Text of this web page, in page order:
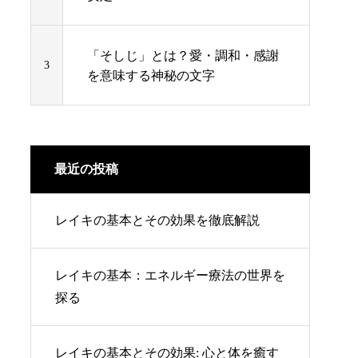
3
「そしじ」とは？愛・調和・感謝
を意味する神秘の文字
最近の投稿
レイキの基本とその効果を徹底解説
レイキの基本：エネルギー療法の世界を
探る
レイキの基本とその効果: 心と体を癒す